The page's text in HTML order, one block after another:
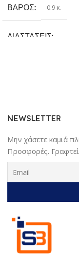
ΒΆΡΟΣ 0.9 κ.
ΔΙΑΣΤΆΣΕΙΣ
Sundaymot
NEWSLETTER
Μην χάσετε καμιά
Προσφορές.